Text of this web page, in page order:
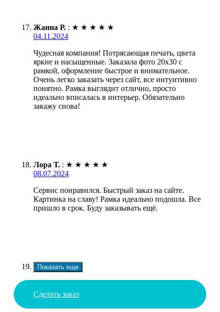
Жанна Р. : ★ ★ ★ ★ ★
04.11.2024
Чудесная компания! Потрясающая печать, цвета
яркие и насыщенные. Заказала фото 20х30 с
рамкой, оформление быстрое и внимательное.
Очень легко заказать через сайт, все интуитивно
понятно. Рамка выглядит отлично, просто
идеально вписалась в интерьер. Обязательно
закажу снова!
Лора Т. : ★ ★ ★ ★ ★
08.07.2024
Сервис понравился. Быстрый заказ на сайте.
Картинка на славу! Рамка идеально подошла. Все
пришло в срок. Буду заказывать ещё.
Показать еще
Сделать заказ